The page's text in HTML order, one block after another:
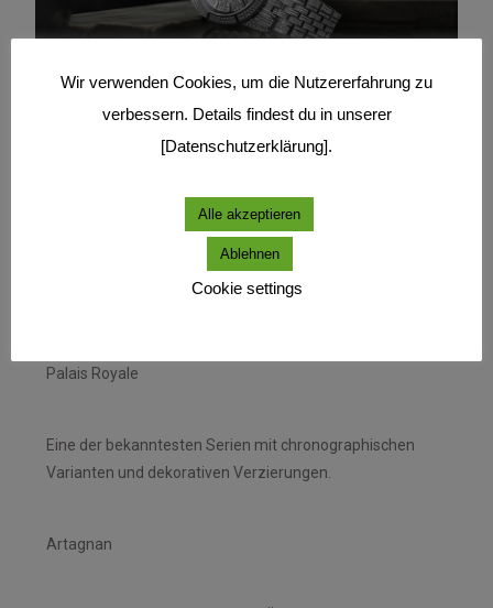
KOLLEKTION / MODELL
Palais Royale
Eine der bekanntesten Serien mit chronographischen
Varianten und dekorativen Verzierungen.
Artagnan
Wir verwenden Cookies, um die Nutzererfahrung zu
verbessern. Details findest du in unserer
[Datenschutzerklärung].
Alle akzeptieren
Ablehnen
Cookie settings